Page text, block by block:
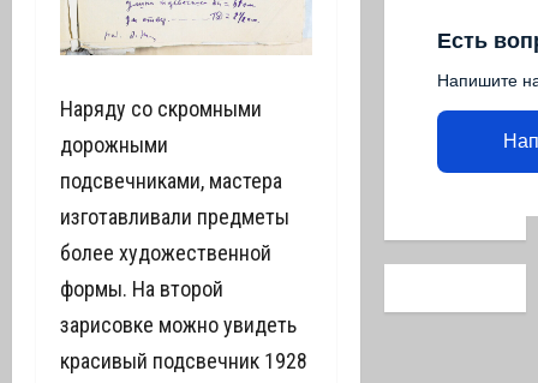
Наряду со скромными
дорожными
подсвечниками, мастера
изготавливали предметы
более художественной
формы. На второй
зарисовке можно увидеть
красивый подсвечник 1928
Есть
Напишите